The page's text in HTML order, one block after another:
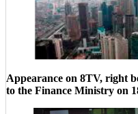
Appearance on 8TV, right
to the Finance Ministry on